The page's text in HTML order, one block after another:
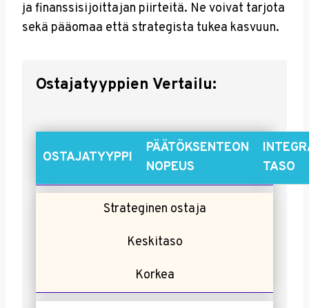
ja finanssisijoittajan piirteitä. Ne voivat tarjota
sekä pääomaa että strategista tukea kasvuun.
Ostajatyyppien Vertailu:
OSTAJATYYPPI
PÄÄTÖKSENTEON
NOPEUS
TASO
Strateginen ostaja
Keskitaso
Korkea